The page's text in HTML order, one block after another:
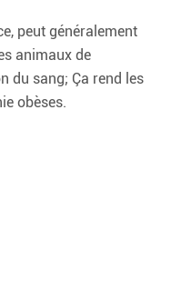
peut généralement
animaux de
du sang; Ça rend les
obèses.